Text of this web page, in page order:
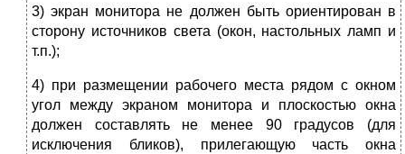
3) экран монитора не должен быть ориентирован в
сторону источников света (окон, настольных ламп и
т.п.);
4) при размещении рабочего места рядом с окном
угол между экраном монитора и плоскостью окна
должен составлять не менее 90 градусов (для
исключения бликов), прилегающую часть окна